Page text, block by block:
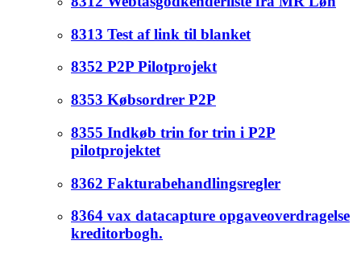
8313 Test af link til blanket
8352 P2P Pilotprojekt
8353 Købsordrer P2P
8355 Indkøb trin for trin i P2P
pilotprojektet
8362 Fakturabehandlingsregler
8364 vax datacapture opgaveoverdragelse
kreditorbogh.